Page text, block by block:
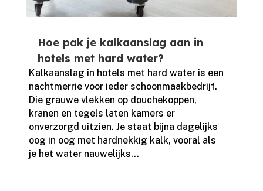
Hoe pak je kalkaanslag aan in
hotels met hard water?
Kalkaanslag in hotels met hard water is een
nachtmerrie voor ieder schoonmaakbedrijf.​
Die grauwe vlekken op douchekoppen,
kranen en tegels laten kamers er
onverzorgd uitzien.​ Je staat bijna dagelijks
oog in oog met hardnekkig kalk, vooral als
je het water nauwelijks...